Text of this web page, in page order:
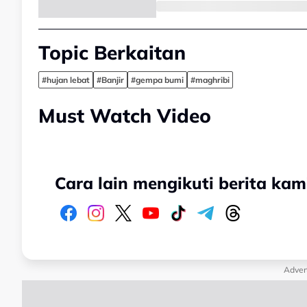
Topic Berkaitan
#hujan lebat #Banjir #gempa bumi #maghribi
Must Watch Video
Cara lain mengikuti berita